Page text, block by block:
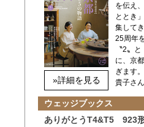
»詳細を見る
を伝え
ととき
集して
25周年
〝2〟
に、京
ぎます
貴子さ
ウェッジブックス
ありがとうT4&T5 923